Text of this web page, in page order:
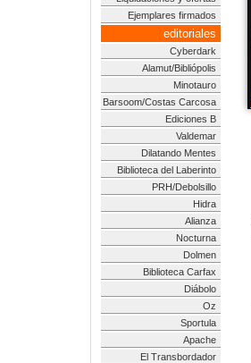
Ejemplares firmados
editoriales
Cyberdark
Alamut/Bibliópolis
Minotauro
Barsoom/Costas Carcosa
Ediciones B
Valdemar
Dilatando Mentes
Biblioteca del Laberinto
PRH/Debolsillo
Hidra
Alianza
Nocturna
Dolmen
Biblioteca Carfax
Diábolo
Oz
Sportula
Apache
El Transbordador